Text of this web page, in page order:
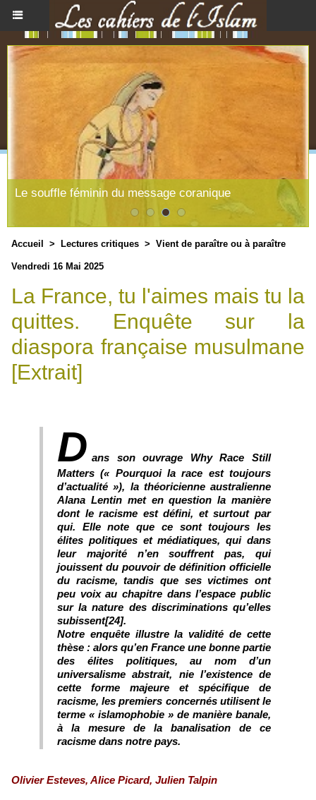
Existe-t-il une philosophie Islamique ?
Accueil > Lectures critiques > Vient de paraître ou à paraître
Vendredi 16 Mai 2025
La France, tu l'aimes mais tu la
quittes. Enquête sur la
diaspora française musulmane
[Extrait]
D ans son ouvrage Why Race Still
Matters (« Pourquoi la race est toujours
d’actualité »), la théoricienne australienne
Alana Lentin met en question la manière
dont le racisme est défini, et surtout par
qui. Elle note que ce sont toujours les
élites politiques et médiatiques, qui dans
leur majorité n’en souffrent pas, qui
jouissent du pouvoir de définition officielle
du racisme, tandis que ses victimes ont
peu voix au chapitre dans l’espace public
sur la nature des discriminations qu’elles
subissent[24].
Notre enquête illustre la validité de cette
thèse : alors qu’en France une bonne partie
des élites politiques, au nom d’un
universalisme abstrait, nie l’existence de
cette forme majeure et spécifique de
racisme, les premiers concernés utilisent le
terme « islamophobie » de manière banale,
à la mesure de la banalisation de ce
racisme dans notre pays.
Olivier Esteves, Alice Picard, Julien Talpin